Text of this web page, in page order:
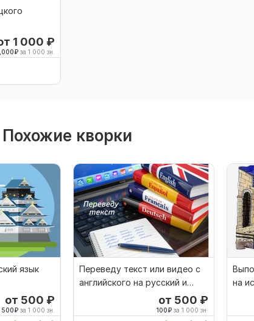
1 000 ₽
₽ за 1 000 зн.
Похожие кворки
язык
от 500 ₽
500₽ за 1 000 зн.
Переведу текст или видео с
английского на русский и
от 500 ₽
100₽ за 1 000 зн.
на